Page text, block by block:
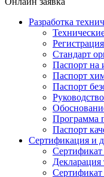
Разработка
Стандарт
Паспорт на
Паспорт
Паспорт
Программа
Паспорт
Сертификация и
Сертификат